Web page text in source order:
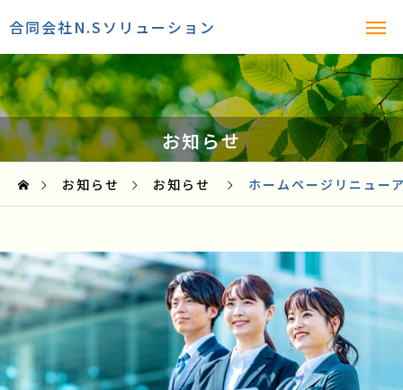
合同会社N.Sソリューション
お知らせ
お知らせ お知らせ ホームページリニュー